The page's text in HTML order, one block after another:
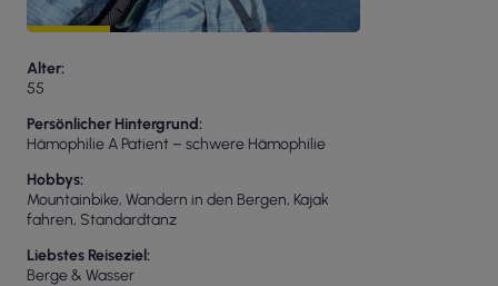
Alter
55
Persönlicher Hintergrund
Hämophilie A Patient – schwere Hämophilie
Hobbys
Mountainbike, Wandern in den Bergen, Kajak
fahren, Standardtanz
Liebstes Reiseziel
Berge & Wasser